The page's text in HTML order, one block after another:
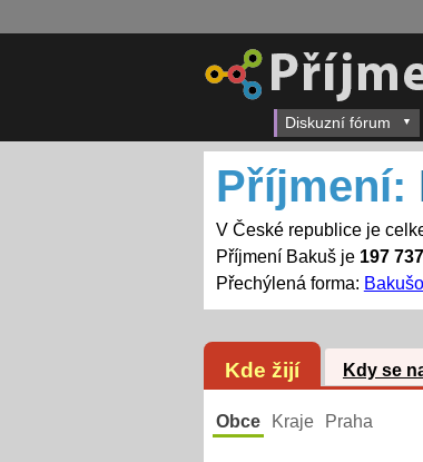
Diskuzní fórum
Příjmení:
V České republice je
Příjmení Bakuš je 197
Přechýlená forma:
Kde žijí Kdy se
Obce Kraje Praha